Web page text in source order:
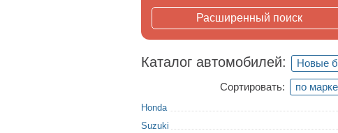
Расширенный поиск
Каталог автомобилей:
Новые
Сортировать:
по марке
Honda
Suzuki